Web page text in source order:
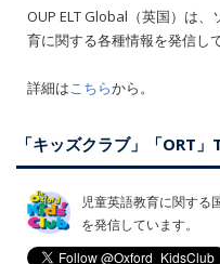
OUP ELT Global（英国）は
育に関する各種情報を発信し
詳細はこちらから。
「キッズクラブ」「ORT
児童英語教育に関する
を発信しています。